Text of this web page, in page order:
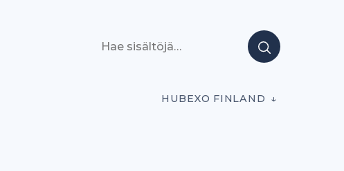
HUBEXO FINLAND